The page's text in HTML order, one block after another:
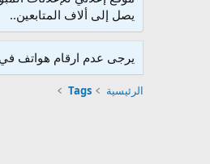
يصل إلى ألاف المتابعين..
يرجى عدم ارقام هواتف
الرئيسية Tags